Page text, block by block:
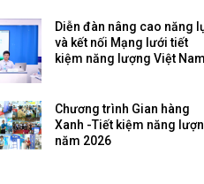
Diễn đàn nâng cao năng
và kết nối Mạng lưới tiết
kiệm năng lượng Việt Nam
Chương trình Gian hàng
Xanh -Tiết kiệm năng
năm 2026